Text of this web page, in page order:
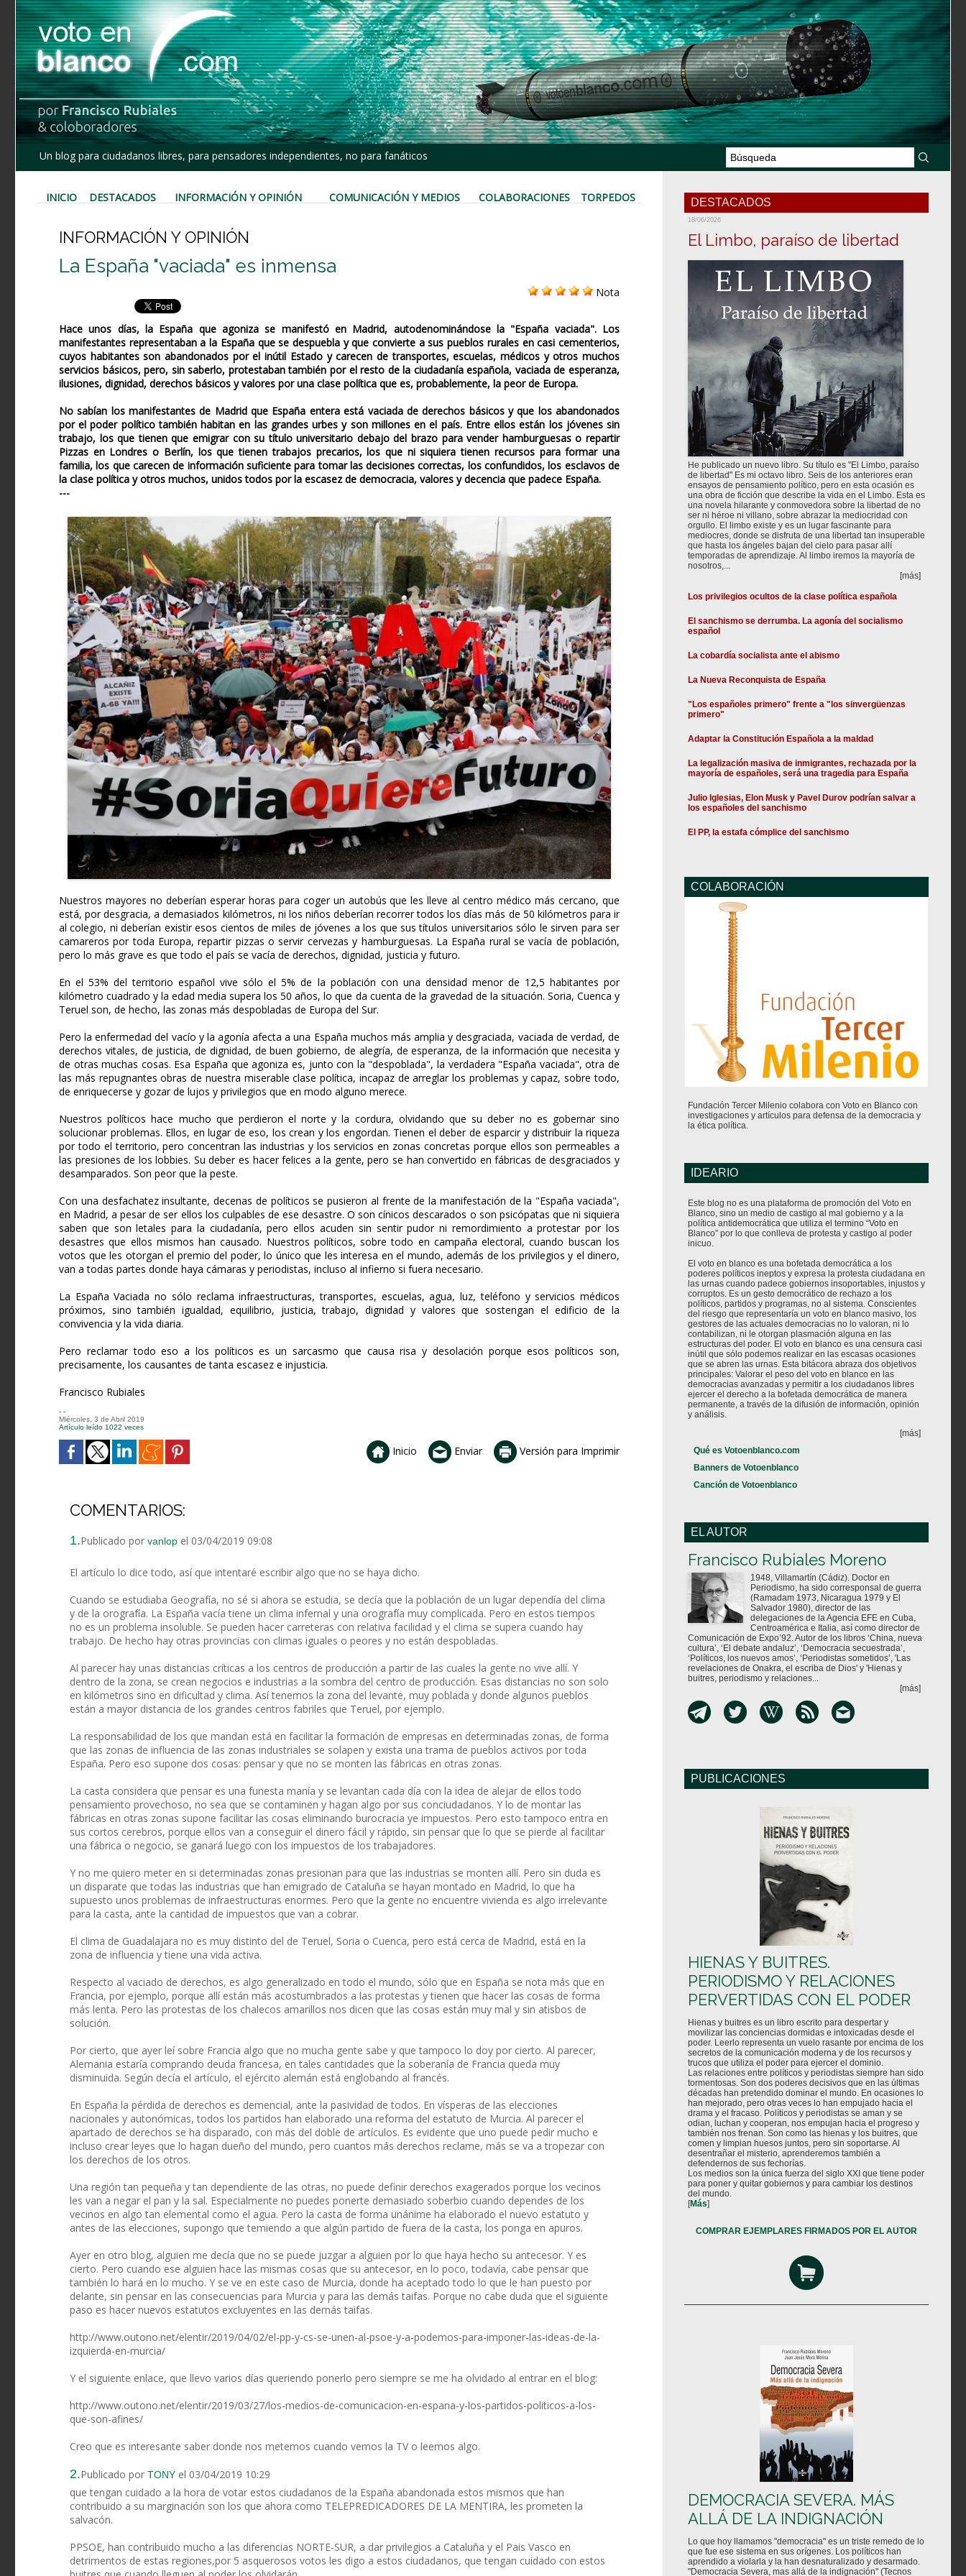
Un blog para ciudadanos libres, para pensadores independientes, no para fanáticos
INICIO DESTACADOS INFORMACIÓN Y OPINIÓN COMUNICACIÓN Y MEDIOS COLABORACIONES TORPEDOS
INFORMACIÓN Y OPINIÓN
La España "vaciada" es inmensa
Nota
Hace unos días, la España que agoniza se manifestó en Madrid, autodenominándose la "España vaciada". Los
manifestantes representaban a la España que se despuebla y que convierte a sus pueblos rurales en casi cementerios,
cuyos habitantes son abandonados por el inútil Estado y carecen de transportes, escuelas, médicos y otros muchos
servicios básicos, pero, sin saberlo, protestaban también por el resto de la ciudadanía española, vaciada de esperanza,
ilusiones, dignidad, derechos básicos y valores por una clase política que es, probablemente, la peor de Europa.
No sabían los manifestantes de Madrid que España entera está vaciada de derechos básicos y que los abandonados
por el poder político también habitan en las grandes urbes y son millones en el país. Entre ellos están los jóvenes sin
trabajo, los que tienen que emigrar con su título universitario debajo del brazo para vender hamburguesas o repartir
Pizzas en Londres o Berlín, los que tienen trabajos precarios, los que ni siquiera tienen recursos para formar una
familia, los que carecen de información suficiente para tomar las decisiones correctas, los confundidos, los esclavos de
la clase política y otros muchos, unidos todos por la escasez de democracia, valores y decencia que padece España.
---
Nuestros mayores no deberían esperar horas para coger un autobús que les lleve al centro médico más cercano, que
está, por desgracia, a demasiados kilómetros, ni los niños deberían recorrer todos los días más de 50 kilómetros para ir
al colegio, ni deberían existir esos cientos de miles de jóvenes a los que sus títulos universitarios sólo le sirven para ser
camareros por toda Europa, repartir pizzas o servir cervezas y hamburguesas. La España rural se vacía de población,
pero lo más grave es que todo el país se vacía de derechos, dignidad, justicia y futuro.
En el 53% del territorio español vive sólo el 5% de la población con una densidad menor de 12,5 habitantes por
kilómetro cuadrado y la edad media supera los 50 años, lo que da cuenta de la gravedad de la situación. Soria, Cuenca y
Teruel son, de hecho, las zonas más despobladas de Europa del Sur.
Pero la enfermedad del vacío y la agonía afecta a una España muchos más amplia y desgraciada, vaciada de verdad, de
derechos vitales, de justicia, de dignidad, de buen gobierno, de alegría, de esperanza, de la información que necesita y
de otras muchas cosas. Esa España que agoniza es, junto con la "despoblada", la verdadera "España vaciada", otra de
las más repugnantes obras de nuestra miserable clase política, incapaz de arreglar los problemas y capaz, sobre todo,
de enriquecerse y gozar de lujos y privilegios que en modo alguno merece.
Nuestros políticos hace mucho que perdieron el norte y la cordura, olvidando que su deber no es gobernar sino
solucionar problemas. Ellos, en lugar de eso, los crean y los engordan. Tienen el deber de esparcir y distribuir la riqueza
por todo el territorio, pero concentran las industrias y los servicios en zonas concretas porque ellos son permeables a
las presiones de los lobbies. Su deber es hacer felices a la gente, pero se han convertido en fábricas de desgraciados y
desamparados. Son peor que la peste.
Con una desfachatez insultante, decenas de políticos se pusieron al frente de la manifestación de la "España vaciada",
en Madrid, a pesar de ser ellos los culpables de ese desastre. O son cínicos descarados o son psicópatas que ni siquiera
saben que son letales para la ciudadanía, pero ellos acuden sin sentir pudor ni remordimiento a protestar por los
desastres que ellos mismos han causado. Nuestros políticos, sobre todo en campaña electoral, cuando buscan los
votos que les otorgan el premio del poder, lo único que les interesa en el mundo, además de los privilegios y el dinero,
van a todas partes donde haya cámaras y periodistas, incluso al infierno si fuera necesario.
La España Vaciada no sólo reclama infraestructuras, transportes, escuelas, agua, luz, teléfono y servicios médicos
próximos, sino también igualdad, equilibrio, justicia, trabajo, dignidad y valores que sostengan el edificio de la
convivencia y la vida diaria.
Pero reclamar todo eso a los políticos es un sarcasmo que causa risa y desolación porque esos políticos son,
precisamente, los causantes de tanta escasez e injusticia.
Francisco Rubiales
- -
Miércoles, 3 de Abril 2019
Artículo leído 1022 veces
Inicio Enviar Versión para Imprimir
COMENTARIOS:
1.Publicado por vanlop el 03/04/2019 09:08
El artículo lo dice todo, así que intentaré escribir algo que no se haya dicho.
Cuando se estudiaba Geografía, no sé si ahora se estudia, se decía que la población de un lugar dependía del clima
y de la orografía. La España vacía tiene un clima infernal y una orografía muy complicada. Pero en estos tiempos
no es un problema insoluble. Se pueden hacer carreteras con relativa facilidad y el clima se supera cuando hay
trabajo. De hecho hay otras provincias con climas iguales o peores y no están despobladas.
Al parecer hay unas distancias críticas a los centros de producción a partir de las cuales la gente no vive allí. Y
dentro de la zona, se crean negocios e industrias a la sombra del centro de producción. Esas distancias no son solo
en kilómetros sino en dificultad y clima. Así tenemos la zona del levante, muy poblada y donde algunos pueblos
están a mayor distancia de los grandes centros fabriles que Teruel, por ejemplo.
La responsabilidad de los que mandan está en facilitar la formación de empresas en determinadas zonas, de forma
que las zonas de influencia de las zonas industriales se solapen y exista una trama de pueblos activos por toda
España. Pero eso supone dos cosas: pensar y que no se monten las fábricas en otras zonas.
La casta considera que pensar es una funesta manía y se levantan cada día con la idea de alejar de ellos todo
pensamiento provechoso, no sea que se contaminen y hagan algo por sus conciudadanos. Y lo de montar las
fábricas en otras zonas supone facilitar las cosas eliminando burocracia ye impuestos. Pero esto tampoco entra en
sus cortos cerebros, porque ellos van a conseguir el dinero fácil y rápido, sin pensar que lo que se pierde al facilitar
una fábrica o negocio, se ganará luego con los impuestos de los trabajadores.
Y no me quiero meter en si determinadas zonas presionan para que las industrias se monten allí. Pero sin duda es
un disparate que todas las industrias que han emigrado de Cataluña se hayan montado en Madrid, lo que ha
supuesto unos problemas de infraestructuras enormes. Pero que la gente no encuentre vivienda es algo irrelevante
para la casta, ante la cantidad de impuestos que van a cobrar.
El clima de Guadalajara no es muy distinto del de Teruel, Soria o Cuenca, pero está cerca de Madrid, está en la
zona de influencia y tiene una vida activa.
Respecto al vaciado de derechos, es algo generalizado en todo el mundo, sólo que en España se nota más que en
Francia, por ejemplo, porque allí están más acostumbrados a las protestas y tienen que hacer las cosas de forma
más lenta. Pero las protestas de los chalecos amarillos nos dicen que las cosas están muy mal y sin atisbos de
solución.
Por cierto, que ayer leí sobre Francia algo que no mucha gente sabe y que tampoco lo doy por cierto. Al parecer,
Alemania estaría comprando deuda francesa, en tales cantidades que la soberanía de Francia queda muy
disminuida. Según decía el artículo, el ejército alemán está englobando al francés.
En España la pérdida de derechos es demencial, ante la pasividad de todos. En vísperas de las elecciones
nacionales y autonómicas, todos los partidos han elaborado una reforma del estatuto de Murcia. Al parecer el
apartado de derechos se ha disparado, con más del doble de artículos. Es evidente que uno puede pedir mucho e
incluso crear leyes que lo hagan dueño del mundo, pero cuantos más derechos reclame, más se va a tropezar con
los derechos de los otros.
Una región tan pequeña y tan dependiente de las otras, no puede definir derechos exagerados porque los vecinos
les van a negar el pan y la sal. Especialmente no puedes ponerte demasiado soberbio cuando dependes de los
vecinos en algo tan elemental como el agua. Pero la casta de forma unánime ha elaborado el nuevo estatuto y
antes de las elecciones, supongo que temiendo a que algún partido de fuera de la casta, los ponga en apuros.
Ayer en otro blog, alguien me decía que no se puede juzgar a alguien por lo que haya hecho su antecesor. Y es
cierto. Pero cuando ese alguien hace las mismas cosas que su antecesor, en lo poco, todavía, cabe pensar que
también lo hará en lo mucho. Y se ve en este caso de Murcia, donde ha aceptado todo lo que le han puesto por
delante, sin pensar en las consecuencias para Murcia y para las demás taifas. Porque no cabe duda que el siguiente
paso es hacer nuevos estatutos excluyentes en las demás taifas.
http://www.outono.net/elentir/2019/04/02/el-pp-y-cs-se-unen-al-psoe-y-a-podemos-para-imponer-las-ideas-de-la-
izquierda-en-murcia/
Y el siguiente enlace, que llevo varios días queriendo ponerlo pero siempre se me ha olvidado al entrar en el blog:
http://www.outono.net/elentir/2019/03/27/los-medios-de-comunicacion-en-espana-y-los-partidos-politicos-a-los-
que-son-afines/
Creo que es interesante saber donde nos metemos cuando vemos la TV o leemos algo.
2.Publicado por TONY el 03/04/2019 10:29
que tengan cuidado a la hora de votar estos ciudadanos de la España abandonada estos mismos que han
contribuido a su marginación son los que ahora como TELEPREDICADORES DE LA MENTIRA, les prometen la
salvacón.
PPSOE, han contribuido mucho a las diferencias NORTE-SUR, a dar privilegios a Cataluña y el Pais Vasco en
detrimentos de estas regiones,por 5 asquerosos votos les digo a estos ciudadanos, que tengan cuidado con estos
DESTACADOS
18/06/2026
El Limbo, paraíso de libertad
He publicado un nuevo libro. Su título es "El Limbo, paraíso
de libertad" Es mi octavo libro. Seis de los anteriores eran
ensayos de pensamiento político, pero en esta ocasión es
una obra de ficción que describe la vida en el Limbo. Esta es
una novela hilarante y conmovedora sobre la libertad de no
ser ni héroe ni villano, sobre abrazar la mediocridad con
orgullo. El limbo existe y es un lugar fascinante para
mediocres, donde se disfruta de una libertad tan insuperable
que hasta los ángeles bajan del cielo para pasar allí
temporadas de aprendizaje. Al limbo iremos la mayoría de
nosotros,...
[más]
Los privilegios ocultos de la clase política española
El sanchismo se derrumba. La agonía del socialismo
español
La cobardía socialista ante el abismo
La Nueva Reconquista de España
"Los españoles primero" frente a "los sinvergüenzas
primero"
Adaptar la Constitución Española a la maldad
La legalización masiva de inmigrantes, rechazada por la
mayoría de españoles, será una tragedia para España
Julio Iglesias, Elon Musk y Pavel Durov podrían salvar a
los españoles del sanchismo
El PP, la estafa cómplice del sanchismo
COLABORACIÓN
Fundación Tercer Milenio colabora con Voto en Blanco con
investigaciones y artículos para defensa de la democracia y
la ética política.
IDEARIO
Este blog no es una plataforma de promoción del Voto en
Blanco, sino un medio de castigo al mal gobierno y a la
política antidemocrática que utiliza el termino “Voto en
Blanco” por lo que conlleva de protesta y castigo al poder
inicuo.
El voto en blanco es una bofetada democrática a los
poderes políticos ineptos y expresa la protesta ciudadana en
las urnas cuando padece gobiernos insoportables, injustos y
corruptos. Es un gesto democrático de rechazo a los
políticos, partidos y programas, no al sistema. Conscientes
del riesgo que representaría un voto en blanco masivo, los
gestores de las actuales democracias no lo valoran, ni lo
contabilizan, ni le otorgan plasmación alguna en las
estructuras del poder. El voto en blanco es una censura casi
inútil que sólo podemos realizar en las escasas ocasiones
que se abren las urnas. Esta bitácora abraza dos objetivos
principales: Valorar el peso del voto en blanco en las
democracias avanzadas y permitir a los ciudadanos libres
ejercer el derecho a la bofetada democrática de manera
permanente, a través de la difusión de información, opinión
y análisis.
[más]
Qué es Votoenblanco.com
Banners de Votoenblanco
Canción de Votoenblanco
EL AUTOR
Francisco Rubiales Moreno
1948, Villamartín (Cádiz). Doctor en
Periodismo, ha sido corresponsal de guerra
(Ramadam 1973, Nicaragua 1979 y El
Salvador 1980), director de las
delegaciones de la Agencia EFE en Cuba,
Centroamérica e Italia, así como director de
Comunicación de Expo’92. Autor de los libros ‘China, nueva
cultura’, ‘El debate andaluz’, ‘Democracia secuestrada’,
‘Políticos, los nuevos amos’, ‘Periodistas sometidos’, 'Las
revelaciones de Onakra, el escriba de Dios' y 'Hienas y
buitres, periodismo y relaciones...
[más]
PUBLICACIONES
HIENAS Y BUITRES.
PERIODISMO Y RELACIONES
PERVERTIDAS CON EL PODER
Hienas y buitres es un libro escrito para despertar y
movilizar las conciencias dormidas e intoxicadas desde el
poder. Leerlo representa un vuelo rasante por encima de los
secretos de la comunicación moderna y de los recursos y
trucos que utiliza el poder para ejercer el dominio.
Las relaciones entre políticos y periodistas siempre han sido
tormentosas. Son dos poderes decisivos que en las últimas
décadas han pretendido dominar el mundo. En ocasiones lo
han mejorado, pero otras veces lo han empujado hacia el
drama y el fracaso. Políticos y periodistas se aman y se
odian, luchan y cooperan, nos empujan hacia el progreso y
también nos frenan. Son como las hienas y los buitres, que
comen y limpian huesos juntos, pero sin soportarse. Al
desentrañar el misterio, aprenderemos también a
defendernos de sus fechorías.
Los medios son la única fuerza del siglo XXI que tiene poder
para poner y quitar gobiernos y para cambiar los destinos
del mundo.
[Más]
COMPRAR EJEMPLARES FIRMADOS POR EL AUTOR
DEMOCRACIA SEVERA. MÁS
ALLÁ DE LA INDIGNACIÓN
Lo que hoy llamamos "democracia" es un triste remedo de lo
que fue ese sistema en sus orígenes. Los políticos han
aprendido a violarla y la han desnaturalizado y desarmado.
"Democracia Severa, mas allá de la indignación" (Tecnos